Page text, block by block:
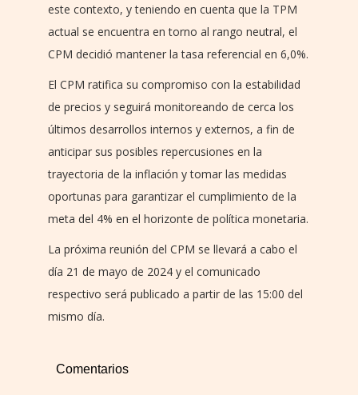
este contexto, y teniendo en cuenta que la TPM
actual se encuentra en torno al rango neutral, el
CPM decidió mantener la tasa referencial en 6,0%.
El CPM ratifica su compromiso con la estabilidad
de precios y seguirá monitoreando de cerca los
últimos desarrollos internos y externos, a fin de
anticipar sus posibles repercusiones en la
trayectoria de la inflación y tomar las medidas
oportunas para garantizar el cumplimiento de la
meta del 4% en el horizonte de política monetaria.
La próxima reunión del CPM se llevará a cabo el
día 21 de mayo de 2024 y el comunicado
respectivo será publicado a partir de las 15:00 del
mismo día.
Comentarios